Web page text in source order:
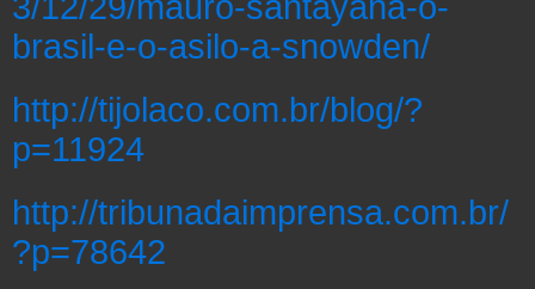
brasil-e-o-asilo-a-snowden/
http://tijolaco.com.br/blog/?
p=11924
http://tribunadaimprensa.com.br/
?p=78642